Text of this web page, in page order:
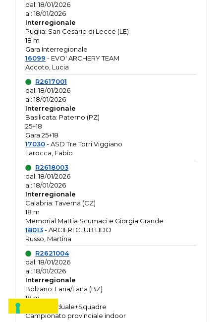
dal: 18/01/2026
al: 18/01/2026
Interregionale
Puglia: San Cesario di Lecce (LE)
18 m
Gara Interregionale
16099 - EVO' ARCHERY TEAM
Accoto, Lucia
R2617001
dal: 18/01/2026
al: 18/01/2026
Interregionale
Basilicata: Paterno (PZ)
25+18
Gara 25+18
17030- ASD Tre Torri Viggiano
Larocca, Fabio
R2618003
dal: 18/01/2026
al: 18/01/2026
Interregionale
Calabria: Taverna (CZ)
18 m
Memorial Mattia Scumaci e Giorgia Grande
18013- ARCIERI CLUB LIDO
Russo, Martina
R2621004
dal: 18/01/2026
al: 18/01/2026
Interregionale
Bolzano: Lana/Lana (BZ)
18 m
O.R. Individuale+Squadre
Campionato provinciale indoor